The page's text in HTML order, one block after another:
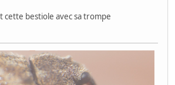
cette bestiole avec sa trompe